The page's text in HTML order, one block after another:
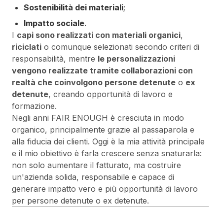
Sostenibilità dei materiali;
Impatto sociale.
I capi sono realizzati con materiali organici,
riciclati o comunque selezionati secondo criteri di
responsabilità, mentre le personalizzazioni
vengono realizzate tramite collaborazioni con
realtà che coinvolgono persone detenute o ex
detenute, creando opportunità di lavoro e
formazione.
Negli anni FAIR ENOUGH è cresciuta in modo
organico, principalmente grazie al passaparola e
alla fiducia dei clienti. Oggi è la mia attività principale
e il mio obiettivo è farla crescere senza snaturarla:
non solo aumentare il fatturato, ma costruire
un'azienda solida, responsabile e capace di
generare impatto vero e più opportunità di lavoro
per persone detenute o ex detenute.